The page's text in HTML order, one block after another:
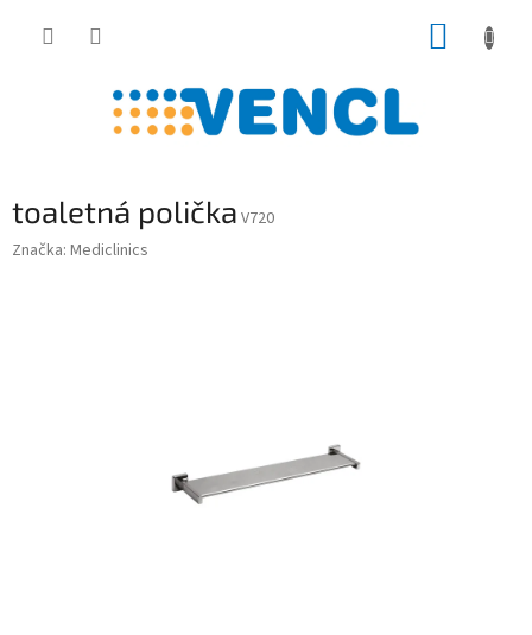
toaletná polička V720
Značka: Mediclinics